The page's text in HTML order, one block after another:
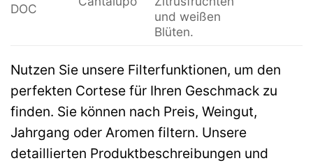
DOC
und weißen
Blüten.
Nutzen Sie unsere Filterfunktionen, um den
perfekten Cortese für Ihren Geschmack zu
finden. Sie können nach Preis, Weingut,
Jahrgang oder Aromen filtern. Unsere
detaillierten Produktbeschreibungen und